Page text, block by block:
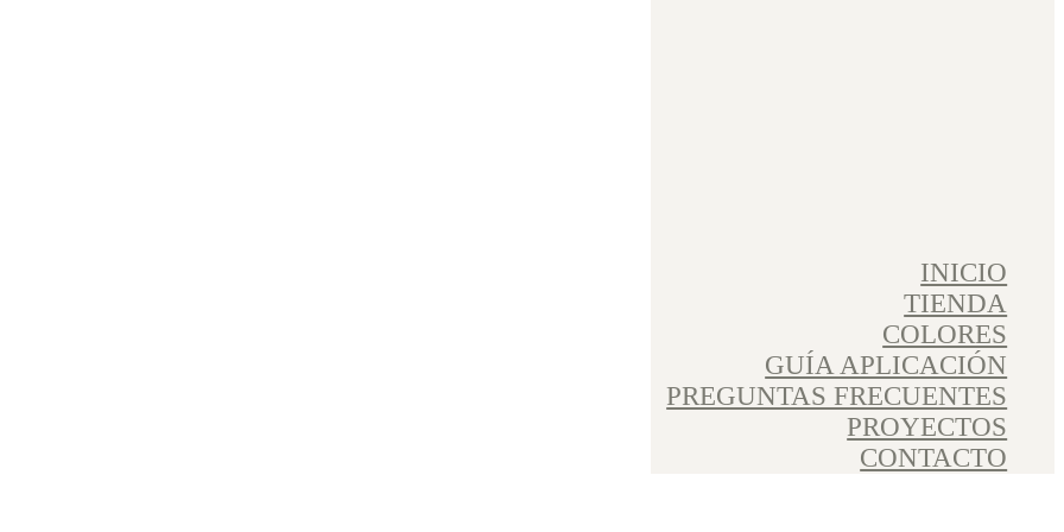
INICIO
TIENDA
COLORES
GUÍA APLICACIÓN
PREGUNTAS FRECUENTES
PROYECTOS
CONTACTO